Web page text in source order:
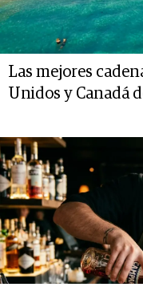
Las mejores
Unidos y Canadá